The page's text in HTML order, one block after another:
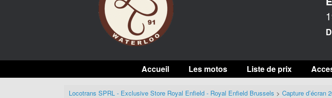
Accueil Les motos Liste de prix
Locotrans SPRL - Exclusive Store Royal Enfield - Royal Enfield Brussels > Capture d’écran